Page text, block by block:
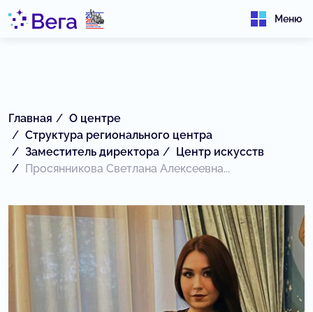
Меню
Главная
О центре
Структура регионального центра
Заместитель директора
Центр искусств
Просянникова Светлана Алексеевна...